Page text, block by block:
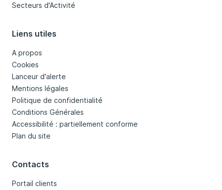
Secteurs d'Activité
Liens utiles
A propos
Cookies
Lanceur d'alerte
Mentions légales
Politique de confidentialité
Conditions Générales
Accessibilité : partiellement conforme
Plan du site
Contacts
Portail clients